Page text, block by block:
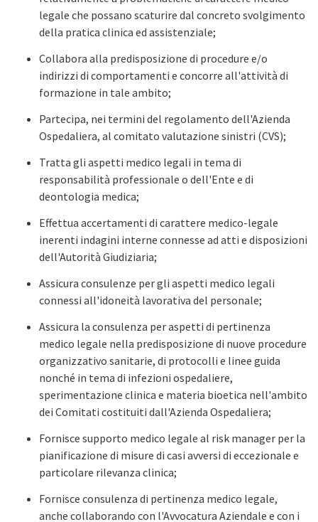
legale che possano scaturire dal concreto svolgimento
della pratica clinica ed assistenziale;
Collabora alla predisposizione di procedure e/o
indirizzi di comportamenti e concorre all'attività di
formazione in tale ambito;
Partecipa, nei termini del regolamento dell'Azienda
Ospedaliera, al comitato valutazione sinistri (CVS);
Tratta gli aspetti medico legali in tema di
responsabilità professionale o dell'Ente e di
deontologia medica;
Effettua accertamenti di carattere medico-legale
inerenti indagini interne connesse ad atti e disposizioni
dell'Autorità Giudiziaria;
Assicura consulenze per gli aspetti medico legali
connessi all'idoneità lavorativa del personale;
Assicura la consulenza per aspetti di pertinenza
medico legale nella predisposizione di nuove procedure
organizzativo sanitarie, di protocolli e linee guida
nonché in tema di infezioni ospedaliere,
sperimentazione clinica e materia bioetica nell'ambito
dei Comitati costituiti dall'Azienda Ospedaliera;
Fornisce supporto medico legale al risk manager per la
pianificazione di misure di casi avversi di eccezionale e
particolare rilevanza clinica;
Fornisce consulenza di pertinenza medico legale,
anche collaborando con l'Avvocatura Aziendale e con i